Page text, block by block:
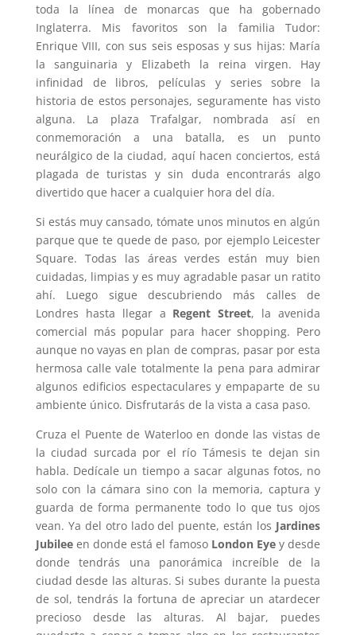
toda la línea de monarcas que ha gobernado
Inglaterra. Mis favoritos son la familia Tudor:
Enrique VIII, con sus seis esposas y sus hijas: María
la sanguinaria y Elizabeth la reina virgen. Hay
infinidad de libros, películas y series sobre la
historia de estos personajes, seguramente has visto
alguna. La plaza Trafalgar, nombrada así en
conmemoración a una batalla, es un punto
neurálgico de la ciudad, aquí hacen conciertos, está
plagada de turistas y sin duda encontrarás algo
divertido que hacer a cualquier hora del día.
Si estás muy cansado, tómate unos minutos en algún
parque que te quede de paso, por ejemplo Leicester
Square. Todas las áreas verdes están muy bien
cuidadas, limpias y es muy agradable pasar un ratito
ahí. Luego sigue descubriendo más calles de
Londres hasta llegar a Regent Street, la avenida
comercial más popular para hacer shopping. Pero
aunque no vayas en plan de compras, pasar por esta
hermosa calle vale totalmente la pena para admirar
algunos edificios espectaculares y empaparte de su
ambiente único. Disfrutarás de la vista a casa paso.
Cruza el Puente de Waterloo en donde las vistas de
la ciudad surcada por el río Támesis te dejan sin
habla. Dedícale un tiempo a sacar algunas fotos, no
solo con la cámara sino con la memoria, captura y
guarda de forma permanente todo lo que tus ojos
vean. Ya del otro lado del puente, están los Jardines
Jubileeen donde está el famoso London Eyey desde
donde tendrás una panorámica increíble de la
ciudad desde las alturas. Si subes durante la puesta
de sol, tendrás la fortuna de apreciar un atardecer
precioso desde las alturas. Al bajar, puedes